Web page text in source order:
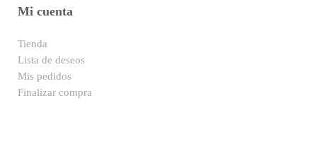
Mi cuenta
Tienda
Lista de deseos
Mis pedidos
Finalizar compra